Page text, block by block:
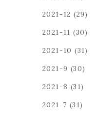
2021-12 (29)
2021-11 (30)
2021-10 (31)
2021-9 (30)
2021-8 (31)
2021-7 (31)